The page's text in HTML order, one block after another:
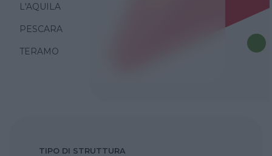
L'AQUILA
PESCARA
TERAMO
TIPO DI STRUTTURA